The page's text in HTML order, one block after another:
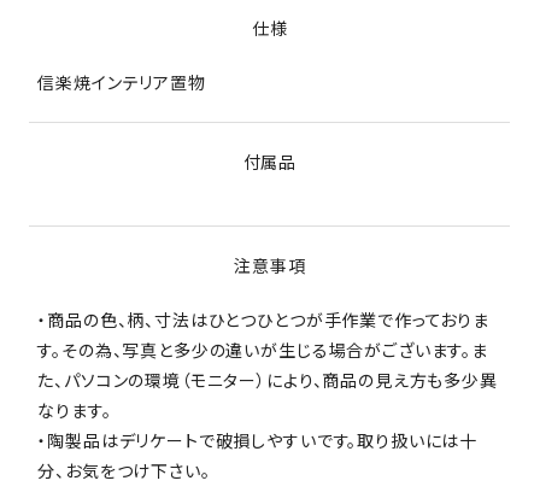
仕様
信楽焼インテリア置物
付属品
注意事項
・商品の色、柄、寸法はひとつひとつが手作業で作っておりま
す。その為、写真と多少の違いが生じる場合がございます。ま
た、パソコンの環境（モニター）により、商品の見え方も多少異
なります。
・陶製品はデリケートで破損しやすいです。取り扱いには十
分、お気をつけ下さい。